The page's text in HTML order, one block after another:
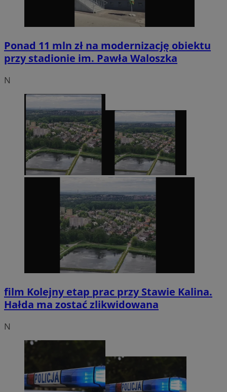
Ponad 11 mln zł na modernizację obiektu
przy stadionie im. Pawła Waloszka
N
film Kolejny etap prac przy Stawie Kalina.
Hałda ma zostać zlikwidowana
N